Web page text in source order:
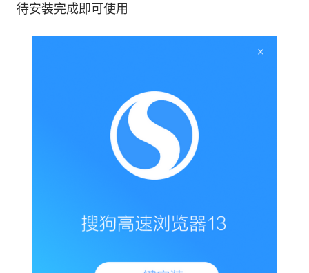
1. 全新竖版工作台，标签不遮挡，查找管理更
方便
3. 收起展开更快捷，大屏浏览更舒适
待安装完成即可使用